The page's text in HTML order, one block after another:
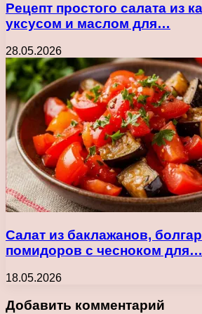
Рецепт простого салата из
уксусом и маслом для…
28.05.2026
Салат из баклажанов,
помидоров с чесноком для…
18.05.2026
Добавить комментарий